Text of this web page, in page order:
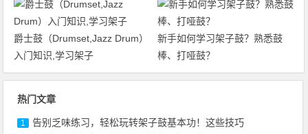
爵士鼓（Drumset,Jazz Drum）
入门知识,学习架子
新手如何学习架子鼓？熟悉鼓
棒、打哑鼓？
热门文章
1 告别乏味练习，轻松玩转架子鼓基本功！这些技巧